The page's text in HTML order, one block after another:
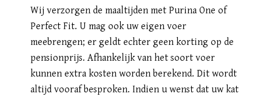
Wij verzorgen de maaltijden met Purina One of
Perfect Fit. U mag ook uw eigen voer
meebrengen; er geldt echter geen korting op de
pensionprijs. Afhankelijk van het soort voer
kunnen extra kosten worden berekend. Dit wordt
altijd vooraf besproken. Indien u wenst dat uw kat